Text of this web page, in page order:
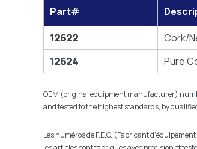
Part#
12622
Cork/
12624
Pure
OEM (original equipment manufacturer)
and tested to the highest standards, by
Les numéros de F.E.O. (Fabricant